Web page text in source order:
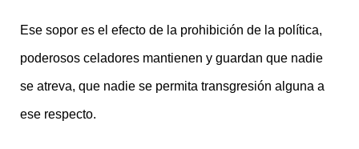
Ese sopor es el efecto de la prohibición de la política,
poderosos celadores mantienen y guardan que nadie
se atreva, que nadie se permita transgresión alguna a
ese respecto.